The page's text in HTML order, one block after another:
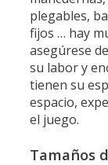
plegables,
fijos … hay
asegúrese
su labor y
tienen su
espacio,
el juego.
Tamaños